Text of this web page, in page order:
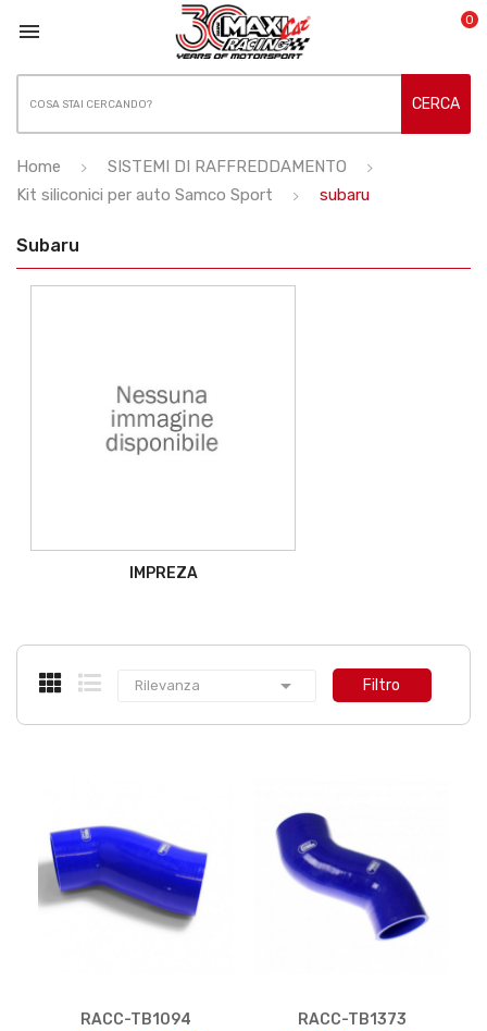
 0
CERCA
Home
SISTEMI DI RAFFREDDAMENTO
Kit siliconici per auto Samco Sport
subaru
Subaru
IMPREZA
Rilevanza  Filtro
RACC-TB1094
RACC-TB1373